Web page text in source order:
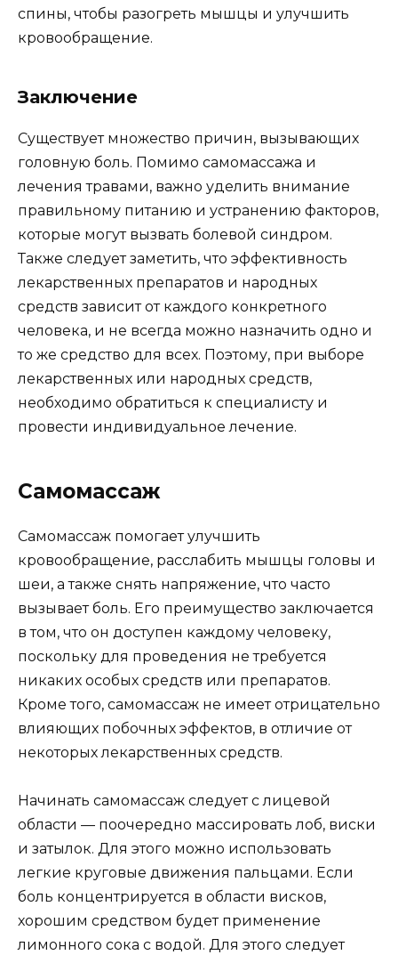
спины, чтобы разогреть мышцы и улучшить
кровообращение.
Заключение
Существует множество причин, вызывающих
головную боль. Помимо самомассажа и
лечения травами, важно уделить внимание
правильному питанию и устранению факторов,
которые могут вызвать болевой синдром.
Также следует заметить, что эффективность
лекарственных препаратов и народных
средств зависит от каждого конкретного
человека, и не всегда можно назначить одно и
то же средство для всех. Поэтому, при выборе
лекарственных или народных средств,
необходимо обратиться к специалисту и
провести индивидуальное лечение.
Самомассаж
Самомассаж помогает улучшить
кровообращение, расслабить мышцы головы и
шеи, а также снять напряжение, что часто
вызывает боль. Его преимущество заключается
в том, что он доступен каждому человеку,
поскольку для проведения не требуется
никаких особых средств или препаратов.
Кроме того, самомассаж не имеет отрицательно
влияющих побочных эффектов, в отличие от
некоторых лекарственных средств.
Начинать самомассаж следует с лицевой
области — поочередно массировать лоб, виски
и затылок. Для этого можно использовать
легкие круговые движения пальцами. Если
боль концентрируется в области висков,
хорошим средством будет применение
лимонного сока с водой. Для этого следует